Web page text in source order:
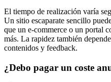
El tiempo de realización varía
Un sitio escaparate sencillo
que un e-commerce o un portal
más. La rapidez también
contenidos y feedback.
¿Debo pagar un coste